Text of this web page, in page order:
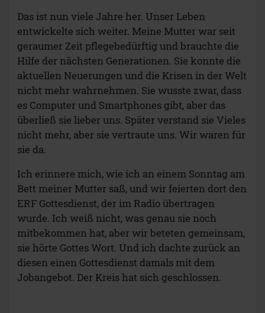
Das ist nun viele Jahre her. Unser Leben
entwickelte sich weiter. Meine Mutter war seit
geraumer Zeit pflegebedürftig und brauchte die
Hilfe der nächsten Generationen. Sie konnte die
aktuellen Neuerungen und die Krisen in der Welt
nicht mehr wahrnehmen. Sie wusste zwar, dass
es Computer und Smartphones gibt, aber das
überließ sie lieber uns. Später verstand sie Vieles
nicht mehr, aber sie vertraute uns. Wir waren für
sie da.
Ich erinnere mich, wie ich an einem Sonntag am
Bett meiner Mutter saß, und wir feierten dort den
ERF Gottesdienst, der im Radio übertragen
wurde. Ich weiß nicht, was genau sie noch
mitbekommen hat, aber wir beteten gemeinsam,
sie hörte Gottes Wort. Und ich dachte zurück an
diesen einen Gottesdienst damals mit dem
Jobangebot. Der Kreis hat sich geschlossen.